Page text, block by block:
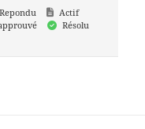
Repondu
Actif
Résolu